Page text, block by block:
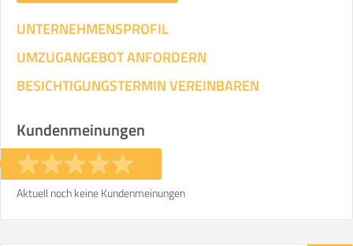
Mitarbeiter Zeit pro Mitarbeiter
KOSTENSCHÄTZUNG:
ICH MÖCHTE ANGEBOTE ANFORDERN
UNTERNEHMENSPROFIL
UMZUGANGEBOT ANFORDERN
BESICHTIGUNGSTERMIN VEREINBAREN
Kundenmeinungen
Aktuell noch keine Kundenmeinungen